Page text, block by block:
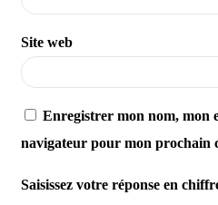
Site web
Enregistrer mon nom, mon
navigateur pour mon prochain
Saisissez votre réponse en